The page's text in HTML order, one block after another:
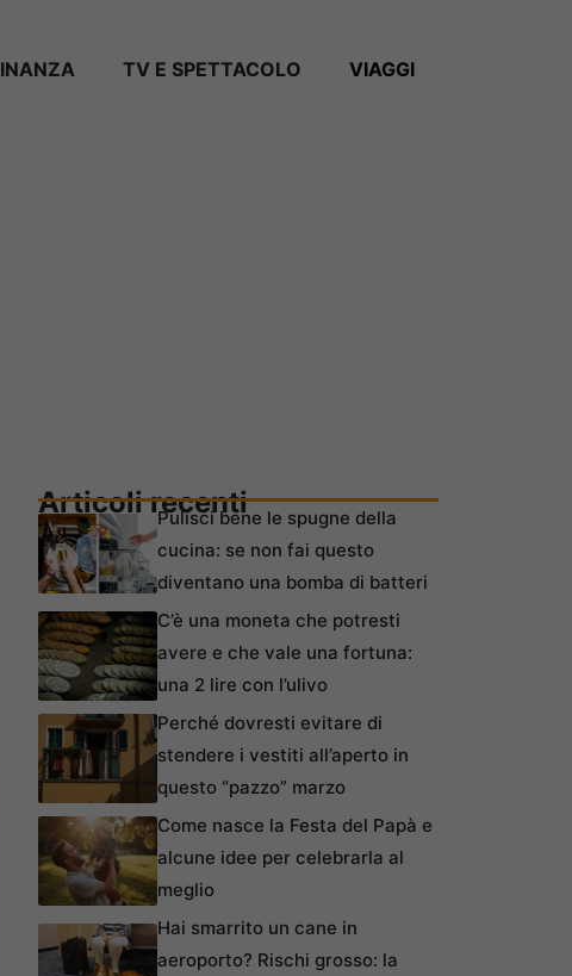
TV E SPETTACOLO VIAGGI
Articoli recentiPulisci bene le spugne della
cucina: se non fai questo
diventano una bomba di batteri
C’è una moneta che potresti
avere e che vale una fortuna:
una 2 lire con l’ulivo
Perché dovresti evitare di
stendere i vestiti all’aperto in
questo “pazzo” marzo
Come nasce la Festa del Papà e
alcune idee per celebrarla al
meglio
Hai smarrito un cane in
aeroporto? Rischi grosso: la